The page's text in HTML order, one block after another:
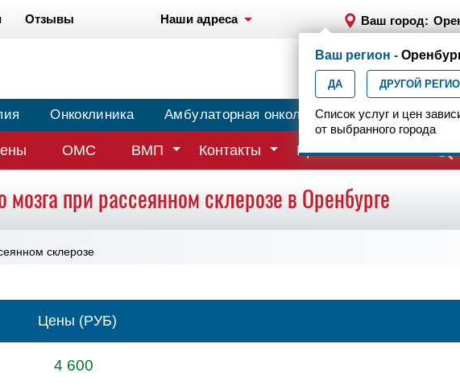
Отзывы Наши адреса Ваш город:
+7 (3532) 43-
ежедн. 7.00-23.00
Ваш регион -
ДА ДРУГОЙ
Список услуг и цен
от выбранного города
Онкоклиника Амбулаторная онкология Центр
ОМС ВМП Контакты Врачи
мозга при рассеянном склерозе в Оренбурге
склерозе
Цены (РУБ)
4 600